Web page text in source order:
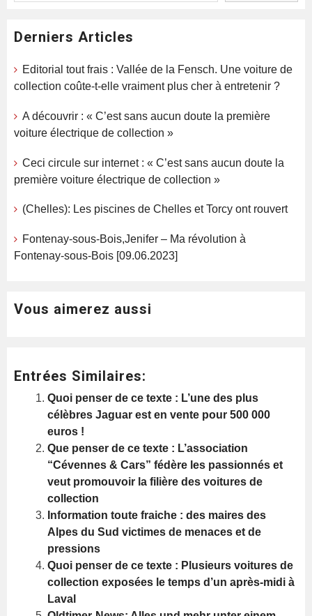
Derniers Articles
Editorial tout frais : Vallée de la Fensch. Une voiture de
collection coûte-t-elle vraiment plus cher à entretenir ?
A découvrir : « C’est sans aucun doute la première
voiture électrique de collection »
Ceci circule sur internet : « C’est sans aucun doute la
première voiture électrique de collection »
(Chelles): Les piscines de Chelles et Torcy ont rouvert
Fontenay-sous-Bois,Jenifer – Ma révolution à
Fontenay-sous-Bois [09.06.2023]
Vous aimerez aussi
Entrées Similaires:
Quoi penser de ce texte : L’une des plus
célèbres Jaguar est en vente pour 500 000
euros !
Que penser de ce texte : L’association
“Cévennes & Cars” fédère les passionnés et
veut promouvoir la filière des voitures de
collection
Information toute fraiche : des maires des
Alpes du Sud victimes de menaces et de
pressions
Quoi penser de ce texte : Plusieurs voitures de
collection exposées le temps d’un après-midi à
Laval